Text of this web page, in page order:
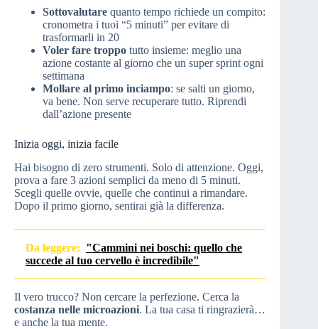
Sottovalutare quanto tempo richiede un compito:
cronometra i tuoi “5 minuti” per evitare di
trasformarli in 20
Voler fare troppo tutto insieme: meglio una
azione costante al giorno che un super sprint ogni
settimana
Mollare al primo inciampo: se salti un giorno,
va bene. Non serve recuperare tutto. Riprendi
dall’azione presente
Inizia oggi, inizia facile
Hai bisogno di zero strumenti. Solo di attenzione. Oggi,
prova a fare 3 azioni semplici da meno di 5 minuti.
Scegli quelle ovvie, quelle che continui a rimandare.
Dopo il primo giorno, sentirai già la differenza.
Da leggere: "Cammini nei boschi: quello che
succede al tuo cervello è incredibile"
Il vero trucco? Non cercare la perfezione. Cerca la
costanza nelle microazioni. La tua casa ti ringrazierà…
e anche la tua mente.